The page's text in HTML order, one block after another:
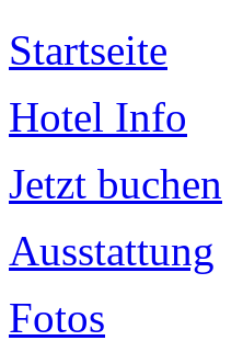
Startseite
Hotel Info
Jetzt buchen
Ausstattung
Fotos